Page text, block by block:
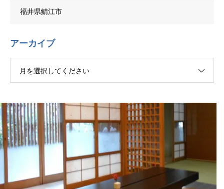
福井県鯖江市
アーカイブ
月を選択してください